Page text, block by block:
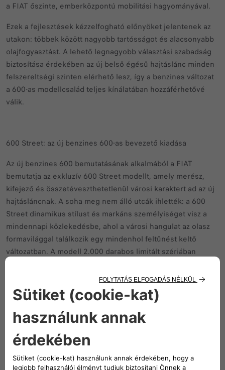
a FIAT őszinte, emberközpontú mobilitási hagyományával.
Ezek a fejlesztések kézzelfogható előnyöket jelentenek az
utakon: többek között nagyobb tartósságot és alacsonyabb
olajfogyasztást. A lehető legnagyobb választási szabadság
biztosítása érdekében az új belső égésű hajtáslánc minden
felszereltségi szinten elérhető lesz, így a benzines változat
a 600-as modellcsalád teljes kínálatában hozzáférhetővé
válik.
600 Street: az új benzines 600-as bevezető kiadása
Az új benzines 600 bemutatásának alkalmából a FIAT
bemutatja az exkluzív 600 Street modellt, amely merész,
kifejező és összetéveszthetetlenül városi karaktert ad az új
hajtásláncnak. A soha meg nem álló utcák ihlették: a 600
Street dinamikus stílust és markáns személyiséget visz a
mindennapi közlekedésbe, ahol a városi hangulat az olasz
formavilággal találkozik egy mindenhol feltűnést keltő
változatban. A modell 2.000 darabos limitált szériában
hangsúlyozza exkluzivitását.
Merész, dinamikus megjelenés a modern városi autósok
jelenlétét és hangsúlyozza dinamikus karakterét. A FIAT-